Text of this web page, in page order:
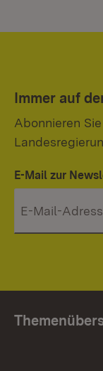
Immer auf
Abonnieren
E-Mail zur